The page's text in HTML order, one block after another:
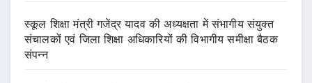
स्कूल शिक्षा मंत्री गजेंद्र यादव की अध्यक्षता में संभागीय संयुक्त
संचालकों एवं जिला शिक्षा अधिकारियों की विभागीय समीक्षा बैठक
संपन्न